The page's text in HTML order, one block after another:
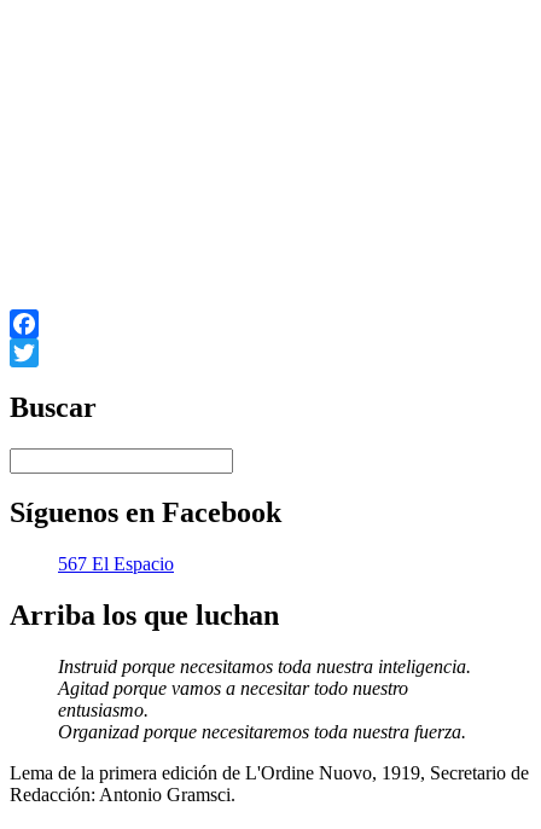
Facebook
Buscar
Síguenos en Facebook
567 El Espacio
Arriba los que luchan
Instruid porque necesitamos toda nuestra inteligencia.
Agitad porque vamos a necesitar todo nuestro
entusiasmo.
Organizad porque necesitaremos toda nuestra fuerza.
Lema de la primera edición de L'Ordine Nuovo, 1919, Secretario de
Redacción: Antonio Gramsci.